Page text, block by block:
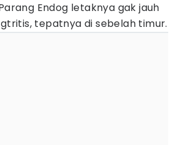
Endog letaknya gak jauh
tepatnya di sebelah timur.